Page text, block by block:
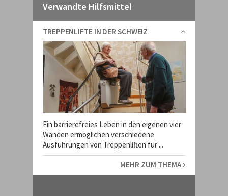
Verwandte Hilfsmittel
TREPPENLIFTE IN DER SCHWEIZ
Ein barrierefreies Leben in den eigenen vier
Wänden ermöglichen verschiedene
Ausführungen von Treppenliften für ...
MEHR ZUM THEMA